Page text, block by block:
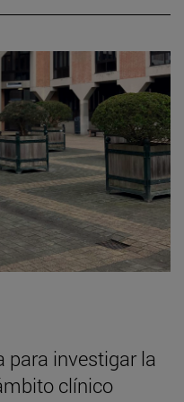
para investigar la
clínico